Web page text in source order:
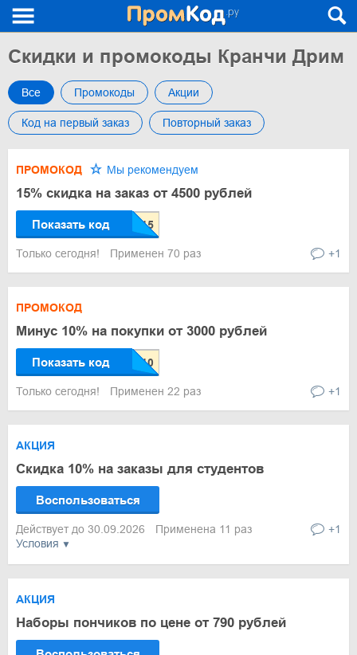
Скидки и промокоды Кранчи Дрим
Все Промокоды Акции
Код на первый заказ Повторный заказ
ПРОМОКОД Мы рекомендуем
15% скидка на заказ от 4500 рублей
Показать код
Только сегодня! Применен 70 раз +1
ПРОМОКОД
Минус 10% на покупки от 3000 рублей
Показать код
Только сегодня! Применен 22 раз +1
Условия
АКЦИЯ
Скидка 10% на заказы для студентов
Воспользоваться
Действует до 30.09.2026 Применена 11 раз +1
АКЦИЯ
Наборы пончиков по цене от 790 рублей